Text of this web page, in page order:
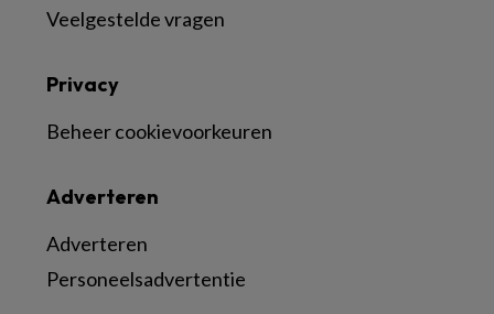
Veelgestelde vragen
Adverteren
Adverteren
Personeelsadvertentie
Privacy
Beheer cookievoorkeuren